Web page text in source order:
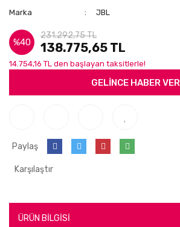
Marka JBL
%40
231.292,75 TL
138.775,65 TL
14.754,16 TL den başlayan taksitlerle!
GELİNCE HABER VER
Paylaş
Karşılaştır
ÜRÜN BİLGİSİ